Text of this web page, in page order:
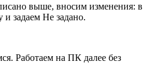
выше, вносим изменения: в
задаем Не задано.
Работаем на ПК далее без